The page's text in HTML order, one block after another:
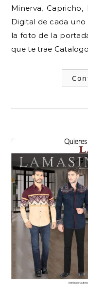
Minerva, Capricho,
Digital de cada
la foto de la
que te trae